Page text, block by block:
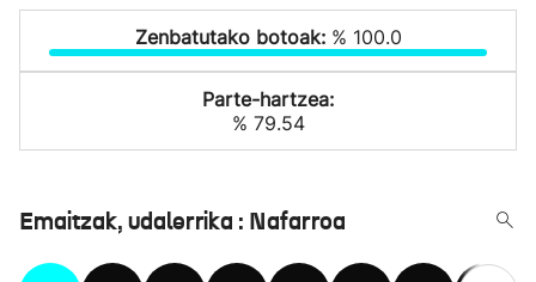
Zenbatutako botoak: % 100.0
Parte-hartzea:
% 79.54
Emaitzak, udalerrika : Nafarroa